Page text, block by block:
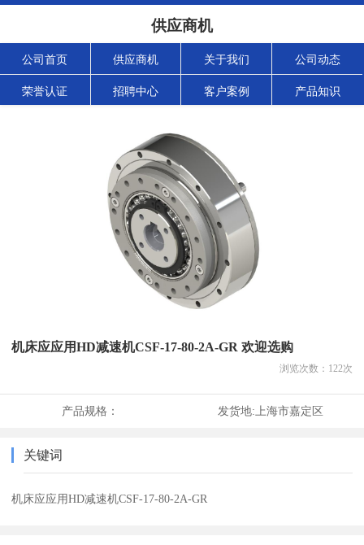
供应商机
公司首页 供应商机 关于我们 公司动态
荣誉认证 招聘中心 客户案例 产品知识
机床应应用HD减速机CSF-17-80-2A-GR 欢迎选购
浏览次数： 122次
产品规格： 发货地: 上海市嘉定区
关键词
机床应应用HD减速机CSF-17-80-2A-GR